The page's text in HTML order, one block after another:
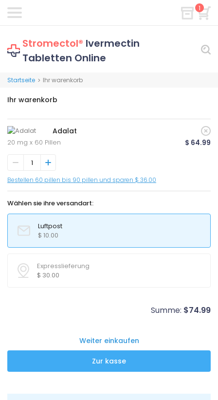
1
Stromectol® Ivermectin
Tabletten Online
Startseite > Ihr warenkorb
Ihr warenkorb
Adalat
20 mg x 60 Pillen $ 64.99
Bestellen 60 pillen bis 90 pillen und sparen $ 36.00
Wählen sie ihre versandart:
Luftpost
$ 10.00
Expresslieferung
$ 30.00
Summe: $74.99
Weiter einkaufen